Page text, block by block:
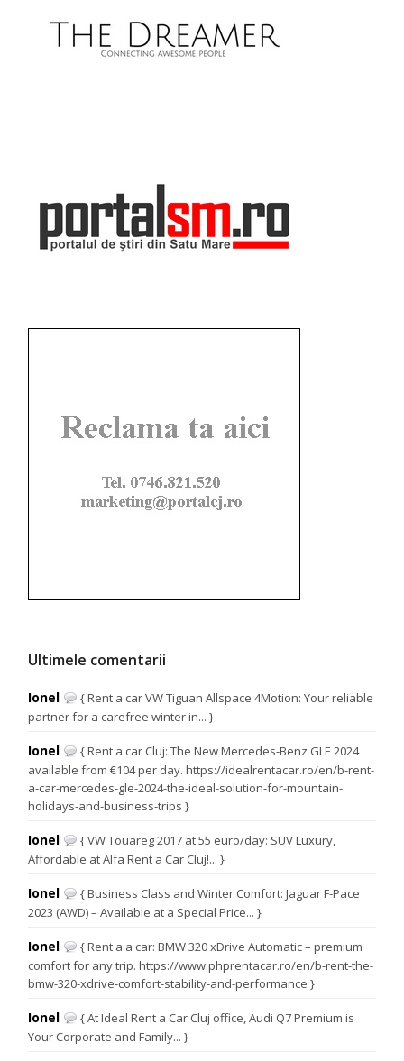
Ultimele comentarii
Ionel
{ Rent a car VW Tiguan Allspace 4Motion: Your reliable
partner for a carefree winter in... }
Ionel
{ Rent a car Cluj: The New Mercedes-Benz GLE 2024
available from €104 per day. https://idealrentacar.ro/en/b-rent-
a-car-mercedes-gle-2024-the-ideal-solution-for-mountain-
holidays-and-business-trips }
Ionel
{ VW Touareg 2017 at 55 euro/day: SUV Luxury,
Affordable at Alfa Rent a Car Cluj!... }
Ionel
{ Business Class and Winter Comfort: Jaguar F-Pace
2023 (AWD) – Available at a Special Price... }
Ionel
{ Rent a a car: BMW 320 xDrive Automatic – premium
comfort for any trip. https://www.phprentacar.ro/en/b-rent-the-
bmw-320-xdrive-comfort-stability-and-performance }
Ionel
{ At Ideal Rent a Car Cluj office, Audi Q7 Premium is
Your Corporate and Family... }